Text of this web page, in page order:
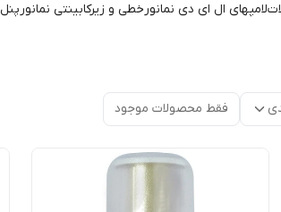
لامپهای ال ای دی نمانورخطی و زیرکابینتی نمانور
فقط محصولات موجود